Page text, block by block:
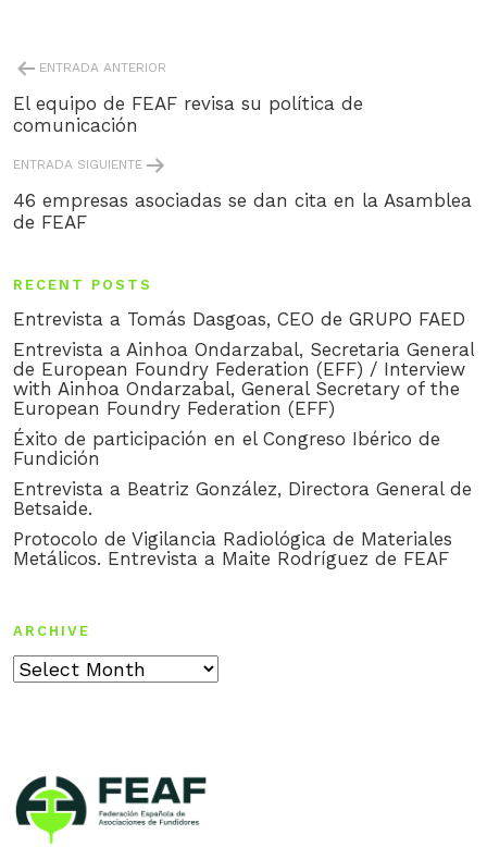
POST
NAVIGATION
ENTRADA ANTERIOR
El equipo de FEAF revisa su política de
comunicación
ENTRADA SIGUIENTE
46 empresas asociadas se dan cita en la Asamblea
de FEAF
RECENT POSTS
Entrevista a Tomás Dasgoas, CEO de GRUPO FAED
Entrevista a Ainhoa Ondarzabal, Secretaria General
de European Foundry Federation (EFF) / Interview
with Ainhoa Ondarzabal, General Secretary of the
European Foundry Federation (EFF)
Éxito de participación en el Congreso Ibérico de
Fundición
Entrevista a Beatriz González, Directora General de
Betsaide.
Protocolo de Vigilancia Radiológica de Materiales
Metálicos. Entrevista a Maite Rodríguez de FEAF
ARCHIVE
Archive